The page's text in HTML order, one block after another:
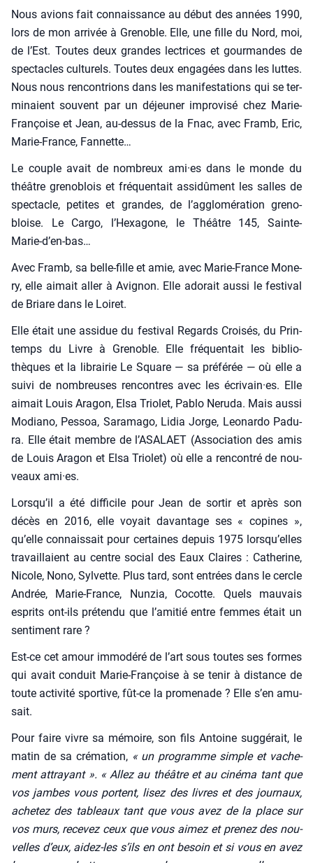
Nous avions fait connais­sance au début des années 1990,
lors de mon arri­vée à Gre­noble. Elle, une fille du Nord, moi,
de l’Est. Toutes deux grandes lec­trices et gour­mandes de
spec­tacles cultu­rels. Toutes deux enga­gées dans les luttes.
Nous nous ren­con­trions dans les mani­fes­ta­tions qui se ter­
mi­naient sou­vent par un déjeu­ner impro­vi­sé chez Marie-
Fran­çoise et Jean, au-des­sus de la Fnac, avec Framb, Eric,
Marie-France, Fan­nette…
Le couple avait de nom­breux ami·es dans le monde du
théâtre gre­no­blois et fré­quen­tait assi­dû­ment les salles de
spec­tacle, petites et grandes, de l’agglomération gre­no­
bloise. Le Car­go, l’Hexagone, le Théâtre 145, Sainte-
Marie‑d’en-bas…
Avec Framb, sa belle-fille et amie, avec Marie-France Mone­
ry, elle aimait aller à Avi­gnon. Elle ado­rait aus­si le fes­ti­val
de Briare dans le Loi­ret.
Elle était une assi­due du fes­ti­val Regards Croi­sés, du Prin­
temps du Livre à Gre­noble. Elle fré­quen­tait les biblio­
thèques et la librai­rie Le Square — sa pré­fé­rée — où elle a
sui­vi de nom­breuses ren­contres avec les écrivain·es. Elle
aimait Louis Ara­gon, Elsa Trio­let, Pablo Neru­da. Mais aus­si
Modia­no, Pes­soa, Sara­ma­go, Lidia Jorge, Leo­nar­do Padu­
ra. Elle était membre de l’ASALAET (Asso­cia­tion des amis
de Louis Ara­gon et Elsa Trio­let) où elle a ren­con­tré de nou­
veaux ami·es.
Lorsqu’il a été dif­fi­cile pour Jean de sor­tir et après son
décès en 2016, elle voyait davan­tage ses « copines »,
qu’elle connais­sait pour cer­taines depuis 1975 lorsqu’elles
tra­vaillaient au centre social des Eaux Claires : Cathe­rine,
Nicole, Nono, Syl­vette. Plus tard, sont entrées dans le cercle
Andrée, Marie-France, Nun­zia, Cocotte. Quels mau­vais
esprits ont-ils pré­ten­du que l’amitié entre femmes était un
sen­ti­ment rare ?
Est-ce cet amour immo­dé­ré de l’art sous toutes ses formes
qui avait conduit Marie-Fran­çoise à se tenir à dis­tance de
toute acti­vi­té spor­tive, fût-ce la pro­me­nade ? Elle s’en amu­
sait.
Pour faire vivre sa mémoire, son fils Antoine sug­gé­rait, le
matin de sa cré­ma­tion, « un pro­gramme simple et vache­
ment attrayant ». « Allez au théâtre et au ciné­ma tant que
vos jambes vous portent, lisez des livres et des jour­naux,
ache­tez des tableaux tant que vous avez de la place sur
vos murs, rece­vez ceux que vous aimez et pre­nez des nou­
velles d’eux, aidez-les s’ils en ont besoin et si vous en avez